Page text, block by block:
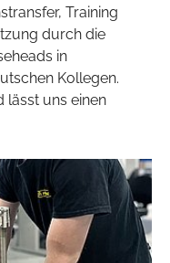
Training
durch die
in
Kollegen.
lässt uns einen